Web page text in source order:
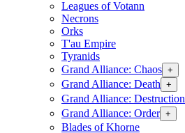
Leagues of Votann
Necrons
Orks
T'au Empire
Tyranids
Grand Alliance: Chaos +
Grand Alliance: Death +
Grand Alliance: Destruction
Grand Alliance: Order +
Blades of Khorne